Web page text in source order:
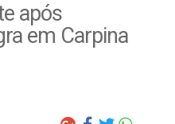
após
em Carpina